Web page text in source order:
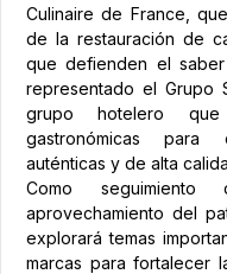
Culinaire de France,
de la restauración de
que defienden el saber
representado el Grupo
grupo hotelero
gastronómicas para
auténticas y de alta
Como
aprovechamiento del
explorará temas
marcas para fortalecer